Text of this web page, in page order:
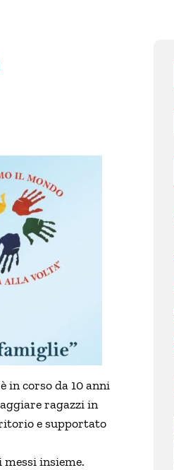
in corso da 10 anni
ragazzi in
e supportato
insieme.